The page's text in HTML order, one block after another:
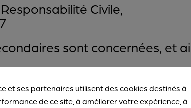
Civile,
sont concernées, et
et ses partenaires utilisent des cookies destinés à
de ce site, à améliorer votre expérience, à